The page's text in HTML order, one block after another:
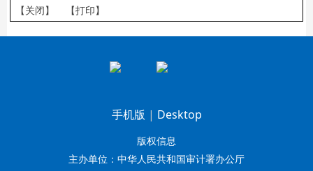
【关闭】 【打印】
手机版 | Desktop
版权信息
主办单位：中华人民共和国审计署办公厅